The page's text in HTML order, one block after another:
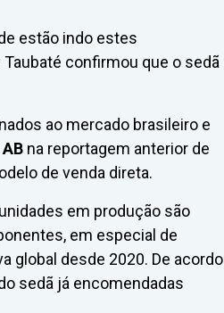
estão indo estes
confirmou que o sedã
ao mercado brasileiro e
AB na reportagem anterior de
de venda direta.
em produção são
em especial de
global desde 2020. De acordo
sedã já encomendadas